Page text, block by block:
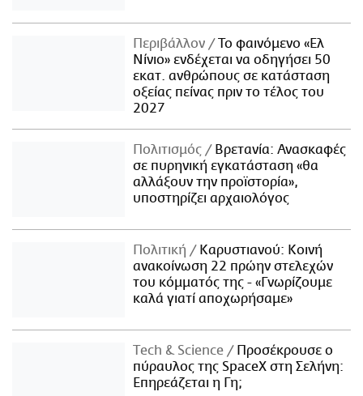
Περιβάλλον
Το φαινόμενο «Ελ
Νίνιο» ενδέχεται να οδηγήσει 50
εκατ. ανθρώπους σε κατάσταση
οξείας πείνας πριν το τέλος του
2027
Πολιτισμός
Βρετανία: Ανασκαφές
σε πυρηνική εγκατάσταση «θα
αλλάξουν την προϊστορία»,
υποστηρίζει αρχαιολόγος
Πολιτική
Καρυστιανού: Κοινή
ανακοίνωση 22 πρώην στελεχών
του κόμματός της - «Γνωρίζουμε
καλά γιατί αποχωρήσαμε»
Τech & Science
Προσέκρουσε ο
πύραυλος της SpaceX στη Σελήνη:
Επηρεάζεται η Γη;